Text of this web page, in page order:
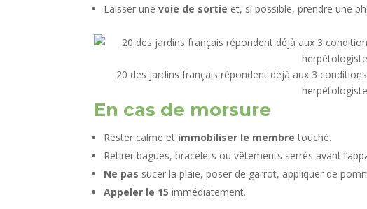
Laisser unevoie de sortie et, si possible, prendre une
20 des jardins français répondent déjà aux 3
En cas de morsure
Rester calme et immobiliser le membre touché.
Retirer bagues, bracelets ou vêtements serrés avant
Ne pas sucer la plaie, poser de garrot, appliquer de
Appeler le 15 immédiatement.